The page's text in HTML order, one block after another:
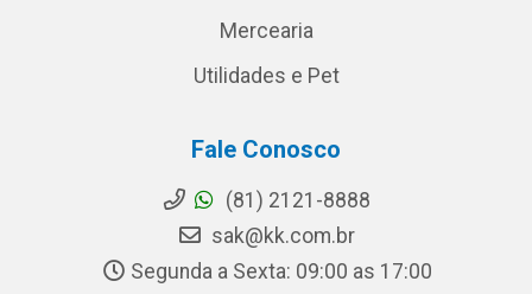
Mercearia
Utilidades e Pet
Fale Conosco
(81) 2121-8888
sak@kk.com.br
Segunda a Sexta: 09:00 as 17:00